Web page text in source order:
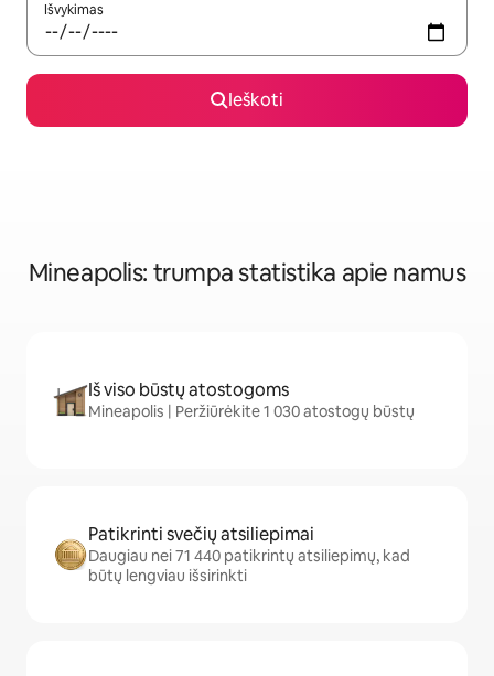
Išvykimas
Ieškoti
Mineapolis: trumpa statistika apie namus
Iš viso būstų atostogoms
Mineapolis | Peržiūrėkite 1 030 atostogų būstų
Patikrinti svečių atsiliepimai
Daugiau nei 71 440 patikrintų atsiliepimų, kad
būtų lengviau išsirinkti